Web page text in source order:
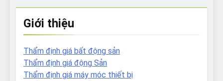
Giới thiệu
Thẩm định giá bất động sản
Thẩm định giá động Sản
Thẩm định giá máy móc thiết bị